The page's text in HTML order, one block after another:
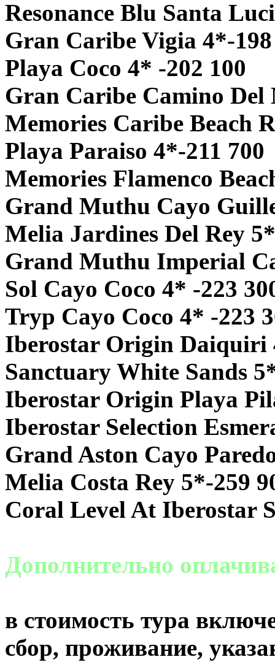
Resonance Blu Santa
Gran Caribe Vigia 4*-198
Playa Coco 4* -202 100
Gran Caribe Camino Del
Memories Caribe Beach
Playa Paraiso 4*-211 700
Memories Flamenco
Grand Muthu Cayo
Melia Jardines Del Rey
Grand Muthu Imperial
Sol Cayo Coco 4* -223
Tryp Cayo Coco 4* -223
Iberostar Origin Daiquiri
Sanctuary White Sands
Iberostar Origin Playa
Iberostar Selection
Grand Aston Cayo
Melia Costa Rey 5*-259
Coral Level At Iberostar
Дополнительно
в стоимость тура
сбор, проживание,